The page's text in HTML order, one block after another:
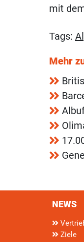
mit
Tags:
Mehr
NEWS
Ziele